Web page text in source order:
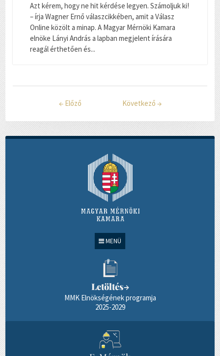
MENÜ
Letöltés→
MMK Elnökségének programja
2025-2029
Azt kérem, hogy ne hit kérdése legyen. Számoljuk ki!
– írja Wagner Ernő válaszcikkében, amit a Válasz
Online közölt a minap. A Magyar Mérnöki Kamara
elnöke Lányi András a lapban megjelent írására
reagál érthetően és...
← Előző Következő →